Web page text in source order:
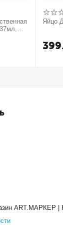
Яйцо
ART.МАРКЕР |